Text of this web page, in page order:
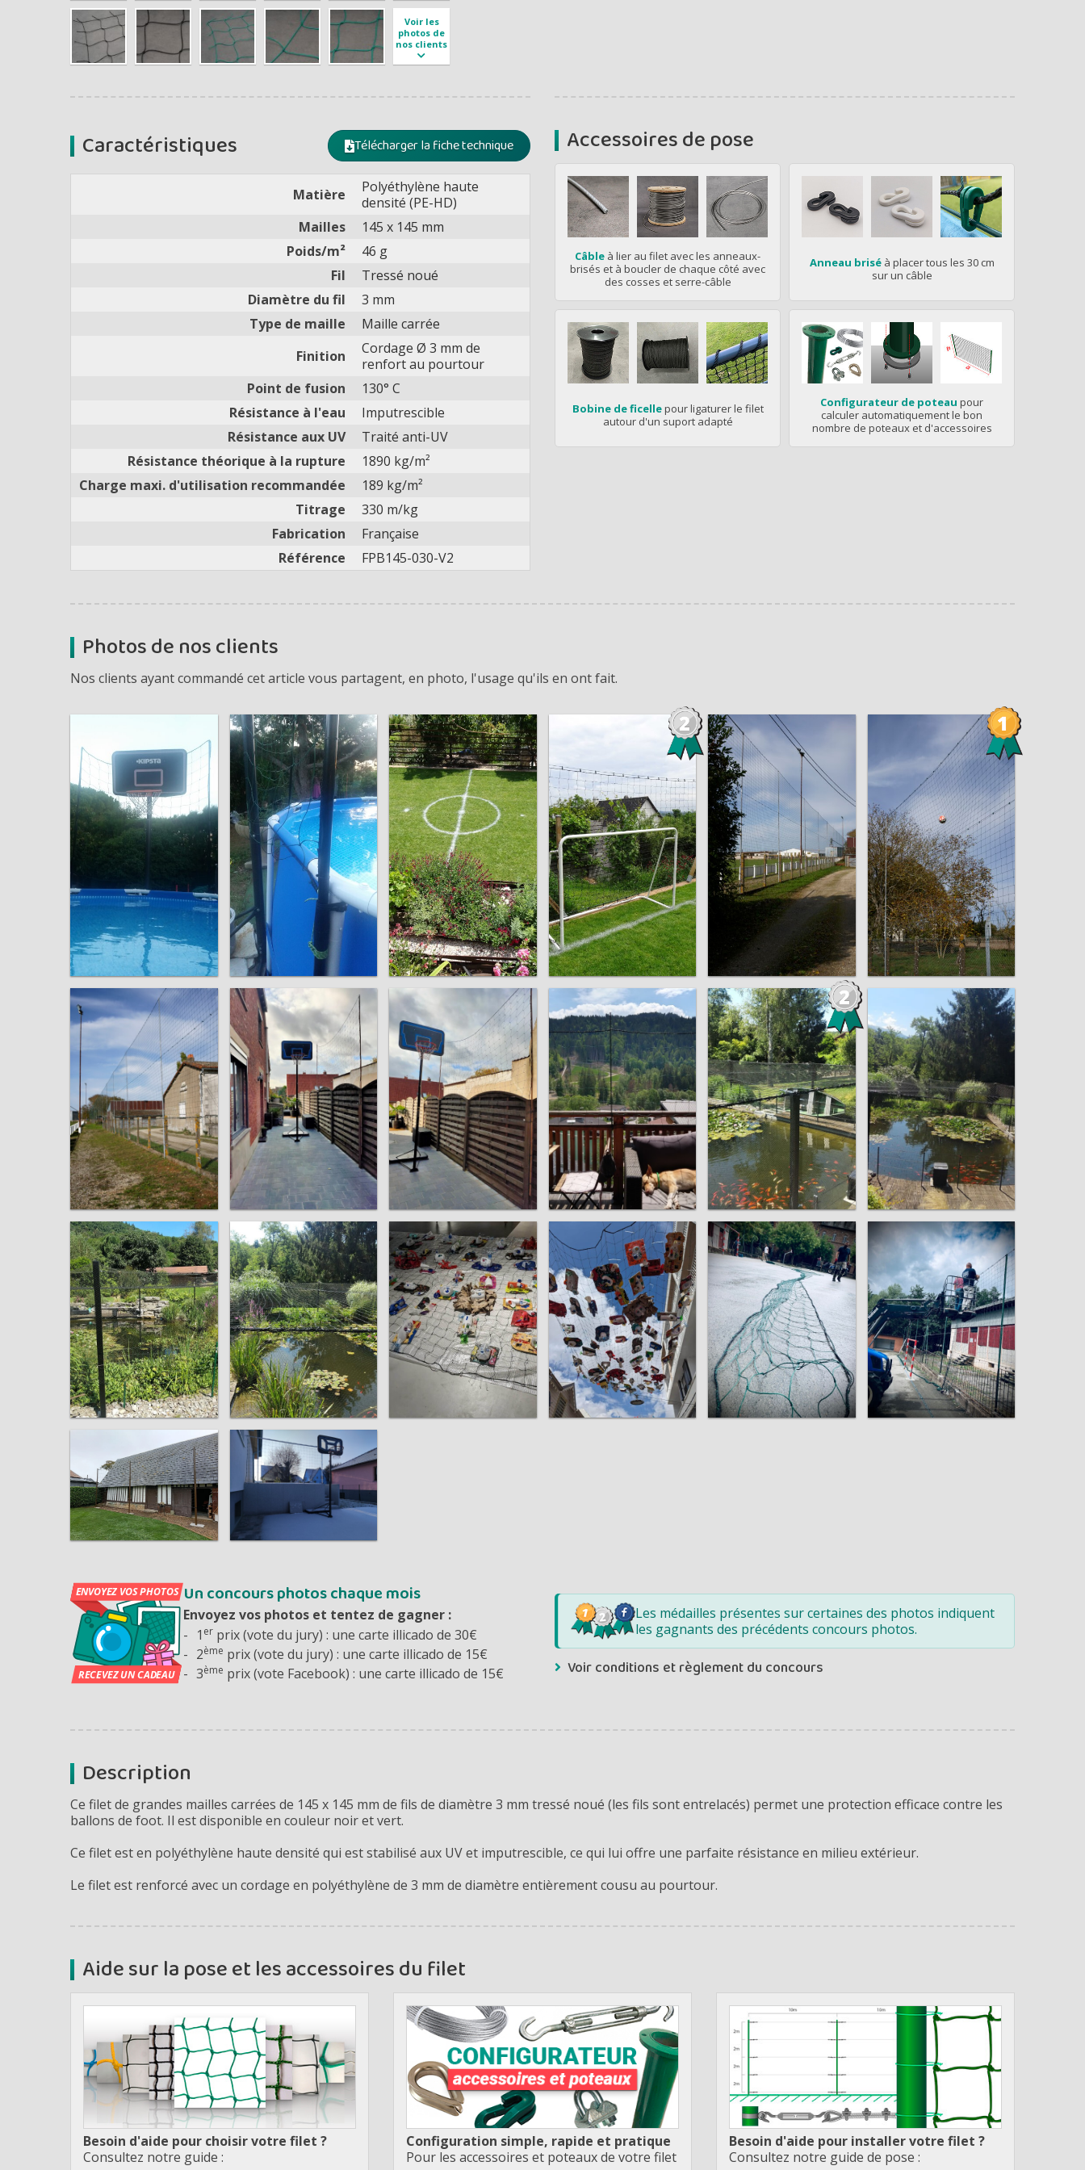
Voir les
photos de
nos clients
Caractéristiques Télécharger la fiche technique
Matière
Polyéthylène haute
densité (PE-HD)
Mailles
145 x 145 mm
Poids/m²
46 g
Fil
Tressé noué
Diamètre du fil
3 mm
Type de maille
Maille carrée
Finition
Cordage Ø 3 mm de
renfort au pourtour
Point de fusion
130° C
Résistance à l'eau
Imputrescible
Résistance aux UV
Traité anti-UV
Résistance théorique à la rupture
1890 kg/m²
Charge maxi. d'utilisation recommandée
189 kg/m²
Titrage
330 m/kg
Fabrication
Française
Référence
FPB145-030-V2
Accessoires de pose
Câble à lier au filet avec les anneaux-
brisés et à boucler de chaque côté avec
des cosses et serre-câble
Anneau briséà placer tous les 30 cm
sur un câble
Bobine de ficellepour ligaturer le filet
autour d'un suport adapté
Configurateur de poteau pour
calculer automatiquement le bon
nombre de poteaux et d'accessoires
Photos de nos clients
Nos clients ayant commandé cet article vous partagent, en photo, l'usage qu'ils en ont fait.
Un concours photos chaque mois
Envoyez vos photos et tentez de gagner :
1 er prix (vote du jury) : une carte illicado de 30€
2ème prix (vote du jury) : une carte illicado de 15€
3ème prix (vote Facebook) : une carte illicado de 15€
Les médailles présentes sur certaines des photos indiquent
les gagnants des précédents concours photos.
Voir conditions et règlement du concours
Description
Ce filet de grandes mailles carrées de 145 x 145 mm de fils de diamètre 3 mm tressé noué (les fils sont entrelacés) permet une protection efficace contre les
ballons de foot. Il est disponible en couleur noir et vert.
Ce filet est en polyéthylène haute densité qui est stabilisé aux UV et imputrescible, ce qui lui offre une parfaite résistance en milieu extérieur.
Le filet est renforcé avec un cordage en polyéthylène de 3 mm de diamètre entièrement cousu au pourtour.
Aide sur la pose et les accessoires du filet
Besoin d'aide pour choisir votre filet ?
Consultez notre guide :
Configuration simple, rapide et pratique
Pour les accessoires et poteaux de votre filet
Besoin d'aide pour installer votre filet ?
Consultez notre guide de pose :